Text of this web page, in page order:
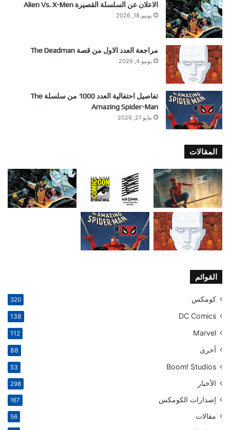
الاعلان عن السلسلة القصيرة Alien Vs. X-Men
يونيو 18, 2026
مراجعة العدد الاول من قصة The Deadman
يونيو 4, 2026
تفاصيل احتفالية العدد 1000 من سلسلة The
Amazing Spider-Man
مايو 21, 2026
المقالات
القوائم
كومكس 320
DC Comics
138
Marvel
112
أخرى 88
Boom! Studios
53
الأخبار 298
إصدارات الكومكس 167
مقالات 56